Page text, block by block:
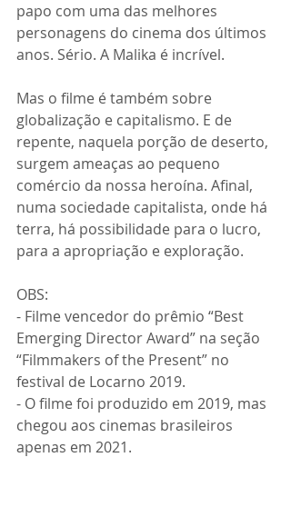
papo com uma das melhores
personagens do cinema dos últimos
anos. Sério. A Malika é incrível.
Mas o filme é também sobre
globalização e capitalismo. E de
repente, naquela porção de deserto,
surgem ameaças ao pequeno
comércio da nossa heroína. Afinal,
numa sociedade capitalista, onde há
terra, há possibilidade para o lucro,
para a apropriação e exploração.
OBS:
- Filme vencedor do prêmio “Best
Emerging Director Award” na seção
“Filmmakers of the Present” no
festival de Locarno 2019.
- O filme foi produzido em 2019, mas
chegou aos cinemas brasileiros
apenas em 2021.